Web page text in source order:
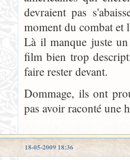
devraient pas
moment du combat et
Là il manque juste
film bien trop
faire rester devant.
Dommage, ils ont
pas avoir raconté une
18-05-2009 18:36